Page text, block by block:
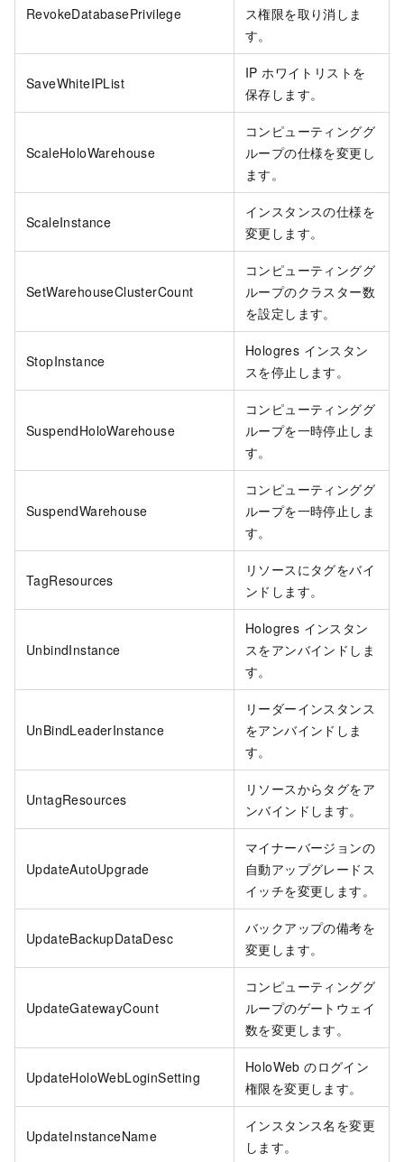
RevokeDatabasePrivilege
ス権限を取り消しま
す。
SaveWhiteIPList
IP ホワイトリストを
保存します。
ScaleHoloWarehouse
コンピューティンググ
ループの仕様を変更し
ます。
ScaleInstance
インスタンスの仕様を
変更します。
SetWarehouseClusterCount
コンピューティンググ
ループのクラスター数
を設定します。
StopInstance
Hologres インスタン
スを停止します。
SuspendHoloWarehouse
コンピューティンググ
ループを一時停止しま
す。
SuspendWarehouse
コンピューティンググ
ループを一時停止しま
す。
TagResources
リソースにタグをバイ
ンドします。
UnbindInstance
Hologres インスタン
スをアンバインドしま
す。
UnBindLeaderInstance
リーダーインスタンス
をアンバインドしま
す。
UntagResources
リソースからタグをア
ンバインドします。
UpdateAutoUpgrade
マイナーバージョンの
自動アップグレードス
イッチを変更します。
UpdateBackupDataDesc
バックアップの備考を
変更します。
UpdateGatewayCount
コンピューティンググ
ループのゲートウェイ
数を変更します。
UpdateHoloWebLoginSetting
HoloWeb のログイン
権限を変更します。
UpdateInstanceName
インスタンス名を変更
します。